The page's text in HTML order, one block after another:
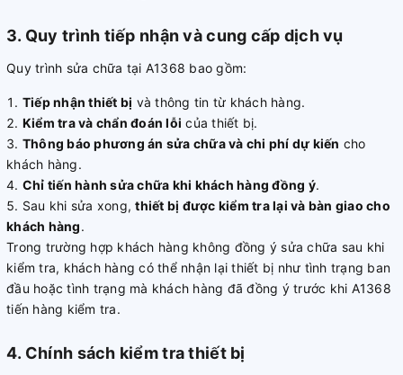
3. Quy trình tiếp nhận và cung cấp dịch vụ
Quy trình sửa chữa tại A1368 bao gồm:
Tiếp nhận thiết bị và thông tin từ khách hàng.
Kiểm tra và chẩn đoán lỗi của thiết bị.
Thông báo phương án sửa chữa và chi phí dự kiến cho
khách hàng.
Chỉ tiến hành sửa chữa khi khách hàng đồng ý.
Sau khi sửa xong,thiết bị được kiểm tra lại và bàn giao cho
khách hàng.
Trong trường hợp khách hàng không đồng ý sửa chữa sau khi
kiểm tra, khách hàng có thể nhận lại thiết bị như tình trạng ban
đầu hoặc tình trạng mà khách hàng đã đồng ý trước khi A1368
tiến hàng kiểm tra.
4. Chính sách kiểm tra thiết bị